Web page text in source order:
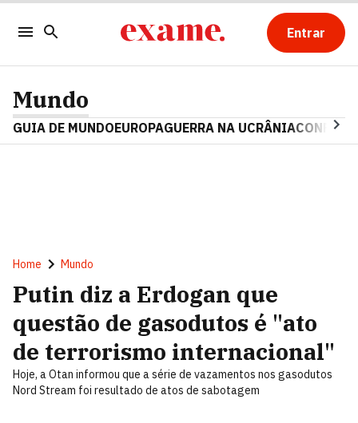
Entrar
Mundo
GUIA DE MUNDOEUROPAGUERRA NA UCRÂNIA
Home Mundo
Putin diz a Erdogan que
questão de gasodutos é "ato
de terrorismo internacional"
Hoje, a Otan informou que a série de vazamentos nos gasodutos
Nord Stream foi resultado de atos de sabotagem